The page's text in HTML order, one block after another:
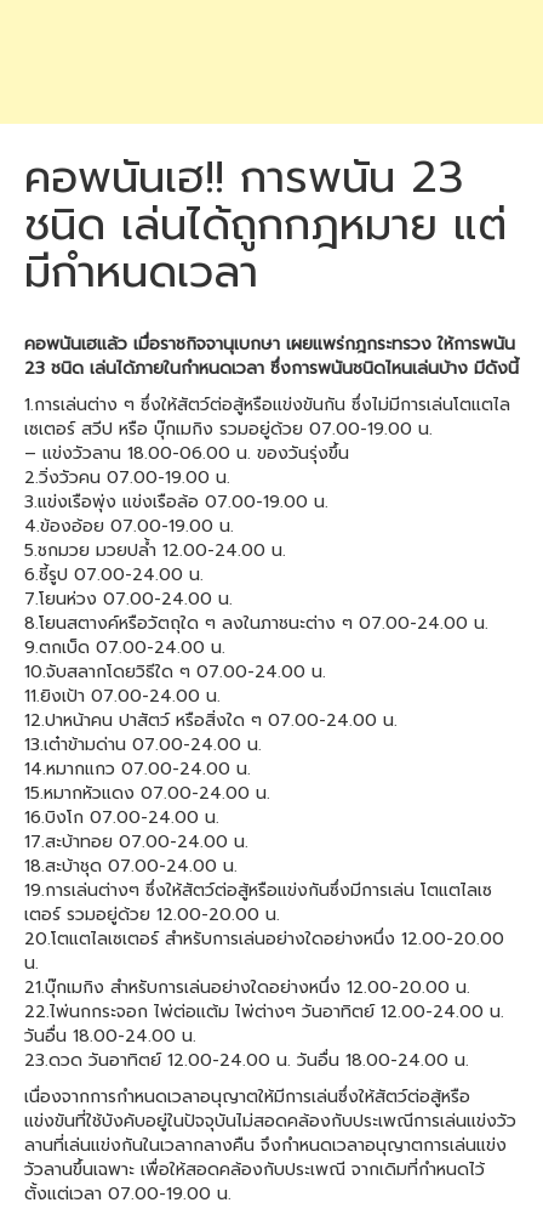
คอพนันเฮ!! การพนัน 23
ชนิด เล่นได้ถูกกฎหมาย แต่
มีกำหนดเวลา
คอพนันเฮแล้ว เมื่อราชกิจจานุเบกษา เผยแพร่กฎกระทรวง ให้การพนัน
23 ชนิด เล่นได้ภายในกำหนดเวลา ซึ่งการพนันชนิดไหนเล่นบ้าง มีดังนี้
1.การเล่นต่าง ๆ ซึ่งให้สัตว์ต่อสู้หรือแข่งขันกัน ซึ่งไม่มีการเล่นโตแตไล
เซเตอร์ สวีป หรือ บุ๊กเมกิง รวมอยู่ด้วย 07.00-19.00 น.
– แข่งวัวลาน 18.00-06.00 น. ของวันรุ่งขึ้น
2.วิ่งวัวคน 07.00-19.00 น.
3.แข่งเรือพุ่ง แข่งเรือล้อ 07.00-19.00 น.
4.ข้องอ้อย 07.00-19.00 น.
5.ชกมวย มวยปล้ำ 12.00-24.00 น.
6.ชี้รูป 07.00-24.00 น.
7.โยนห่วง 07.00-24.00 น.
8.โยนสตางค์หรือวัตถุใด ๆ ลงในภาชนะต่าง ๆ 07.00-24.00 น.
9.ตกเบ็ด 07.00-24.00 น.
10.จับสลากโดยวิธีใด ๆ 07.00-24.00 น.
11.ยิงเป้า 07.00-24.00 น.
12.ปาหน้าคน ปาสัตว์ หรือสิ่งใด ๆ 07.00-24.00 น.
13.เต๋าข้ามด่าน 07.00-24.00 น.
14.หมากแกว 07.00-24.00 น.
15.หมากหัวแดง 07.00-24.00 น.
16.บิงโก 07.00-24.00 น.
17.สะบ้าทอย 07.00-24.00 น.
18.สะบ้าชุด 07.00-24.00 น.
19.การเล่นต่างๆ ซึ่งให้สัตว์ต่อสู้หรือแข่งกันซึ่งมีการเล่น โตแตไลเซ
เตอร์ รวมอยู่ด้วย 12.00-20.00 น.
20.โตแตไลเซเตอร์ สำหรับการเล่นอย่างใดอย่างหนึ่ง 12.00-20.00
น.
21.บุ๊กเมกิง สำหรับการเล่นอย่างใดอย่างหนึ่ง 12.00-20.00 น.
22.ไพ่นกกระจอก ไพ่ต่อแต้ม ไพ่ต่างๆ วันอาทิตย์ 12.00-24.00 น.
วันอื่น 18.00-24.00 น.
23.ดวด วันอาทิตย์ 12.00-24.00 น. วันอื่น 18.00-24.00 น.
เนื่องจากการกำหนดเวลาอนุญาตให้มีการเล่นซึ่งให้สัตว์ต่อสู้หรือ
แข่งขันที่ใช้บังคับอยู่ในปัจจุบันไม่สอดคล้องกับประเพณีการเล่นแข่งวัว
ลานที่เล่นแข่งกันในเวลากลางคืน จึงกำหนดเวลาอนุญาตการเล่นแข่ง
วัวลานขึ้นเฉพาะ เพื่อให้สอดคล้องกับประเพณี จากเดิมที่กำหนดไว้
ตั้งแต่เวลา 07.00-19.00 น.